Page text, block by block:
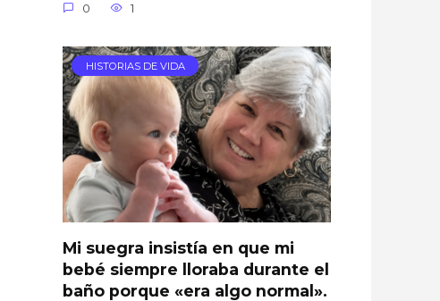
0 1
HISTORIAS DE VIDA
Mi suegra insistía en que mi
bebé siempre lloraba durante el
baño porque «era algo normal».